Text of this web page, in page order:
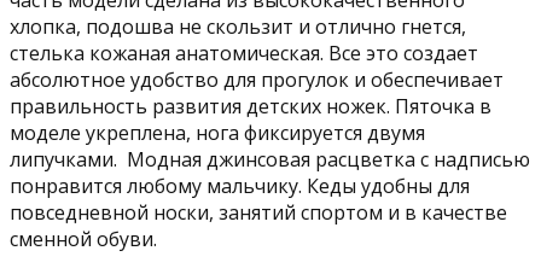
хлопка, подошва не скользит и отлично гнется,
стелька кожаная анатомическая. Все это создает
абсолютное удобство для прогулок и обеспечивает
правильность развития детских ножек. Пяточка в
моделе укреплена, нога фиксируется двумя
липучками. Модная джинсовая расцветка с надписью
понравится любому мальчику. Кеды удобны для
повседневной носки, занятий спортом и в качестве
сменной обуви.